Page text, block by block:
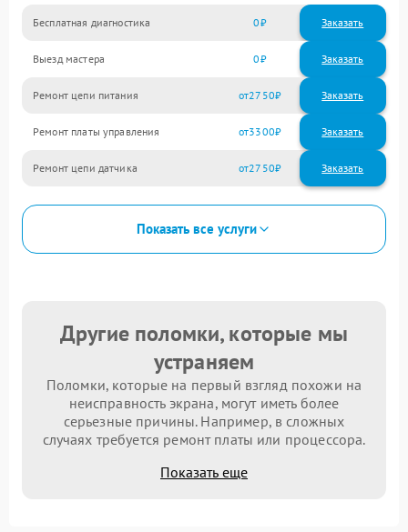
Бесплатная диагностика 0 Заказать
Выезд мастера 0 Заказать
Ремонт цепи питания 2750
Ремонт платы управления 3300
Ремонт цепи датчика 2750
Показать все услуги
Другие поломки, которые мы
устраняем
Поломки, которые на первый взгляд похожи на
неисправность экрана, могут иметь более
серьезные причины. Например, в сложных
случаях требуется ремонт платы или процессора.
Показать еще